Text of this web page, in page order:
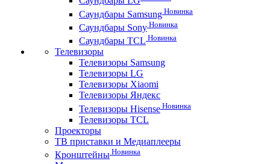
Саундбары Samsung Новинка
Саундбары Sony Новинка
Саундбары TCL Новинка
Телевизоры
Телевизоры Samsung
Телевизоры LG
Телевизоры Xiaomi
Телевизоры Яндекс
Телевизоры Hisense Новинка
Телевизоры TCL
Проекторы
ТВ приставки и Медиаплееры
Кронштейны Новинка